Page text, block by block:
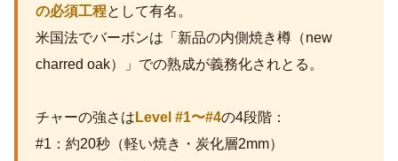
の必須工程として有名。
米国法でバーボンは「新品の内側焼き樽（new
charred oak）」での熟成が義務化されとる。
チャーの強さは Level #1〜#4の4段階：
#1：約20秒（軽い焼き・炭化層2mm）